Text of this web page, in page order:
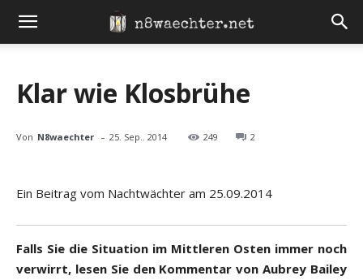
Klar wie Klosbrühe
Von N8waechter - 25. Sep.. 2014 249 2
Ein Beitrag vom Nachtwächter am 25.09.2014
Falls Sie die Situation im Mittleren Osten immer noch
verwirrt, lesen Sie den Kommentar von Aubrey Bailey